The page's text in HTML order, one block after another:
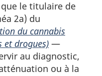
le titulaire de
2a) du
du cannabis
et drogues) —
au diagnostic,
ou à la